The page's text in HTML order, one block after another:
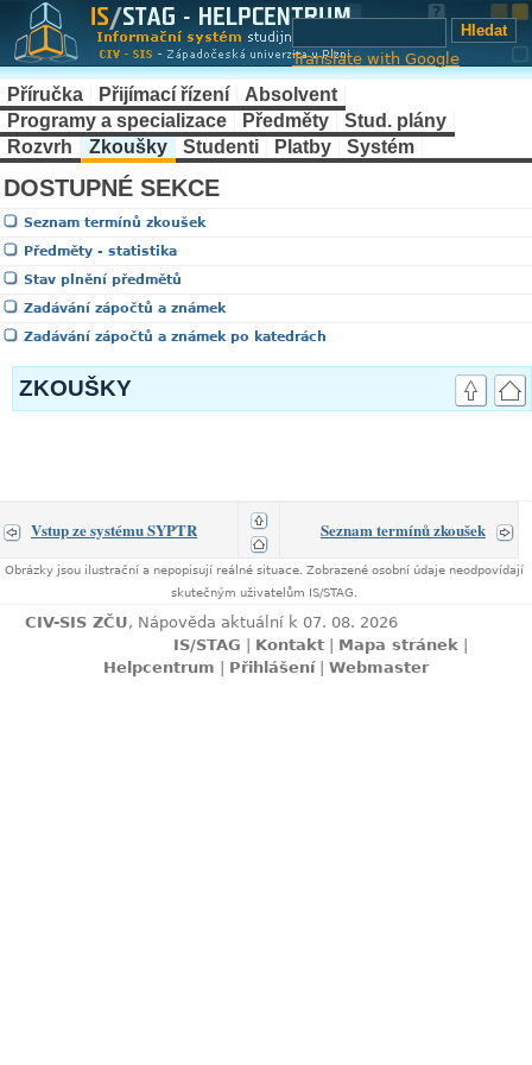
Translate with Google
Příručka Přijímací řízení
Absolvent
Programy a specializace
Předměty
Stud. plány
Rozvrh
Zkoušky Studenti Platby Systém
DOSTUPNÉ SEKCE
Seznam termínů zkoušek
Předměty - statistika
Stav plnění předmětů
Zadávání zápočtů a známek
Zadávání zápočtů a známek po katedrách
ZKOUŠKY
Vstup ze systému SYPTR Seznam termínů zkoušek
Obrázky jsou ilustrační a nepopisují reálné situace. Zobrazené osobní údaje neodpovídají
skutečným uživatelům IS/STAG.
CIV-SIS ZČU, Nápověda aktuální k 07. 08. 2026
IS/STAG
Kontakt Mapa stránek
Helpcentrum
Přihlášení| Webmaster